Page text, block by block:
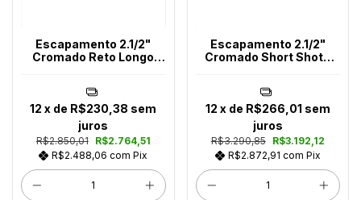
Escapamento 2.1/2"
Cromado Reto Longo
R$2.850,01
R$2.764,51
R$2.488,06com Pix
12 x de R$230,38 sem
juros
Escapamento 2.1/2"
Cromado Short Shots
R$3.290,85
R$3.192,12
R$2.872,91 com Pix
12 x de R$266,01 sem
juros